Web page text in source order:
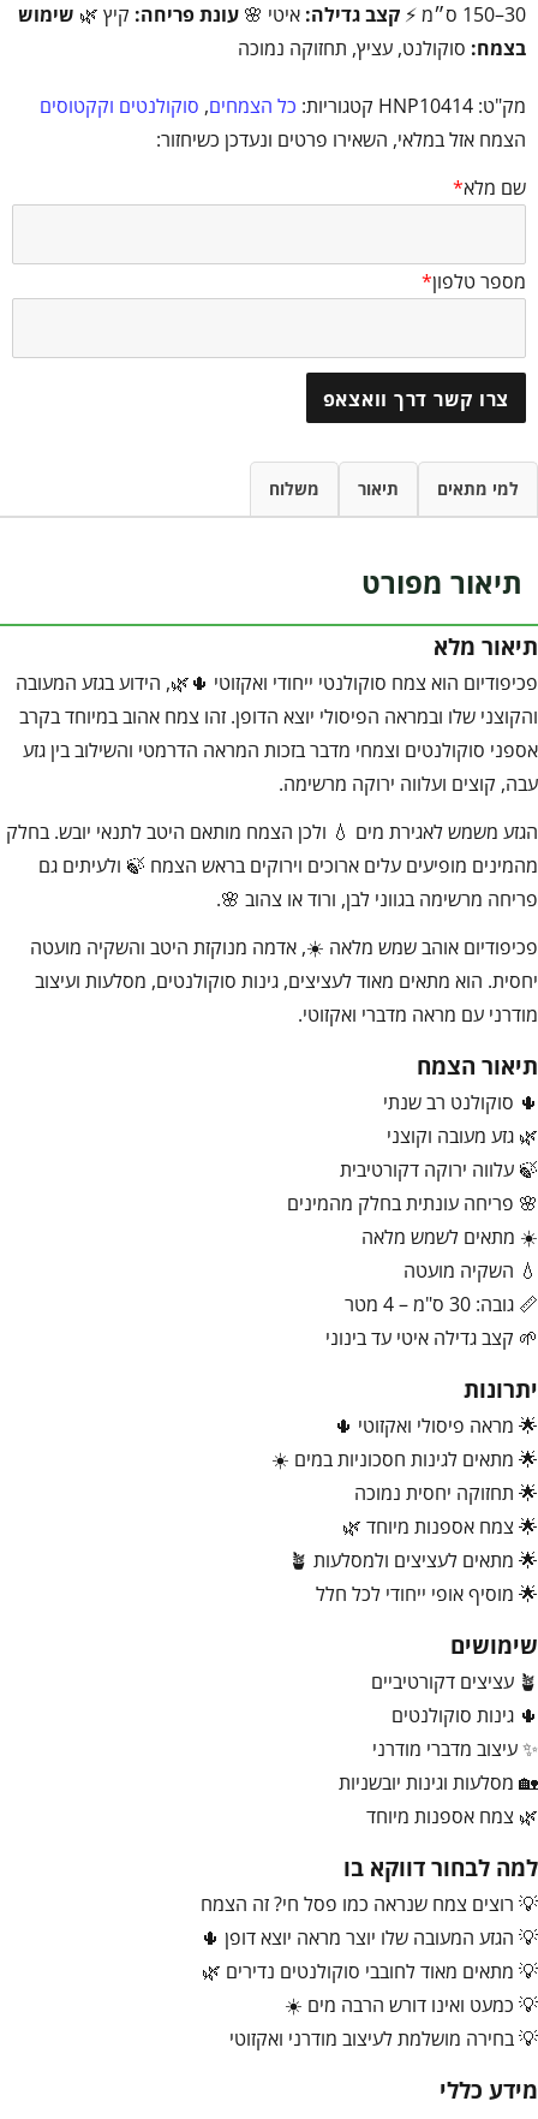
30–150 ס״מ ⚡
קצב גדילה: איטי 🌸 עונת פריחה: קיץ 🌿 שימוש
בצמח: סוקולנט, עציץ, תחזוקה נמוכה
מק"ט: HNP10414 קטגוריות: כל הצמחים, סוקולנטים וקקטוסים
הצמח אזל במלאי, השאירו פרטים ונעדכן כשיחזור:
שם מלא*
מספר טלפון*
צרו קשר דרך וואצאפ
למי מתאים תיאור משלוח
תיאור מפורט
תיאור מלא
פכיפודיום הוא צמח סוקולנטי ייחודי ואקזוטי 🌵🌿, הידוע בגזע המעובה
והקוצני שלו ובמראה הפיסולי יוצא הדופן. זהו צמח אהוב במיוחד בקרב
אספני סוקולנטים וצמחי מדבר בזכות המראה הדרמטי והשילוב בין גזע
עבה, קוצים ועלווה ירוקה מרשימה.
הגזע משמש לאגירת מים 💧 ולכן הצמח מותאם היטב לתנאי יובש. בחלק
מהמינים מופיעים עלים ארוכים וירוקים בראש הצמח 🍃 ולעיתים גם
פריחה מרשימה בגווני לבן, ורוד או צהוב 🌸.
פכיפודיום אוהב שמש מלאה ☀️, אדמה מנוקזת היטב והשקיה מועטה
יחסית. הוא מתאים מאוד לעציצים, גינות סוקולנטים, מסלעות ועיצוב
מודרני עם מראה מדברי ואקזוטי.
תיאור הצמח
🌵 סוקולנט רב שנתי
🌿 גזע מעובה וקוצני
🍃 עלווה ירוקה דקורטיבית
🌸 פריחה עונתית בחלק מהמינים
☀️ מתאים לשמש מלאה
💧 השקיה מועטה
📏 גובה: 30 ס"מ – 4 מטר
🌱 קצב גדילה איטי עד בינוני
יתרונות
🌟 מראה פיסולי ואקזוטי 🌵
🌟 מתאים לגינות חסכוניות במים ☀️
🌟 תחזוקה יחסית נמוכה
🌟 צמח אספנות מיוחד 🌿
🌟 מתאים לעציצים ולמסלעות 🪴
🌟 מוסיף אופי ייחודי לכל חלל
שימושים
🪴 עציצים דקורטיביים
🌵 גינות סוקולנטים
✨ עיצוב מדברי מודרני
🏡 מסלעות וגינות יובשניות
🌿 צמח אספנות מיוחד
למה לבחור דווקא בו
💡 רוצים צמח שנראה כמו פסל חי? זה הצמח
💡 הגזע המעובה שלו יוצר מראה יוצא דופן 🌵
💡 מתאים מאוד לחובבי סוקולנטים נדירים 🌿
💡 כמעט ואינו דורש הרבה מים ☀️
💡 בחירה מושלמת לעיצוב מודרני ואקזוטי
מידע כללי